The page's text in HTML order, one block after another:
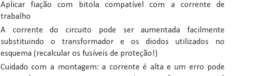
Aplicar fiação com bitola compatível com a corrente de
trabalho
A corrente do circuito pode ser aumentada facilmente
substituindo o transformador e os diodos utilizados no
esquema (recalcular os fusíveis de proteção!)
Cuidado com a montagem: a corrente é alta e um erro pode